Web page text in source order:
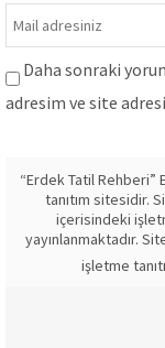
Daha sonraki
adresim ve site
“Erdek Tatil
tanıtım sitesidir.
içerisindeki
yayınlanmaktadır.
işletme